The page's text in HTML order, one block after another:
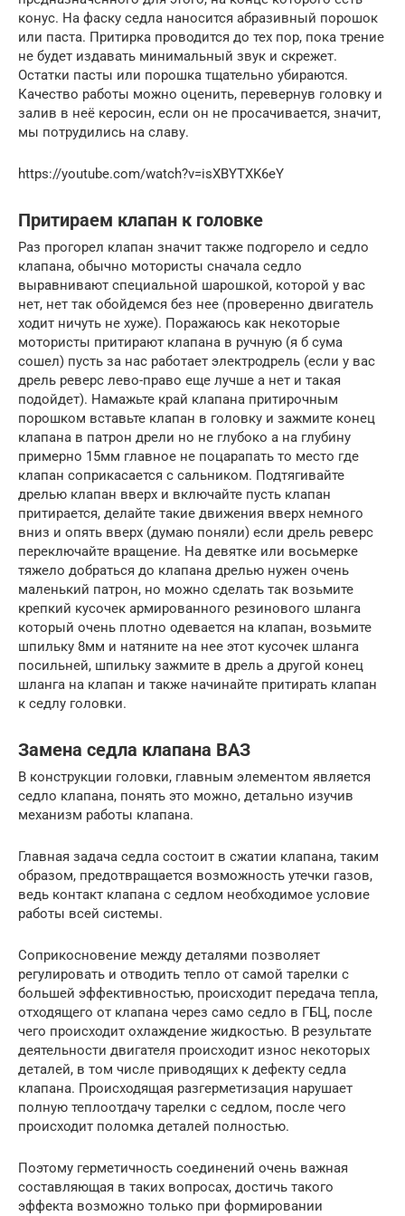
конус. На фаску седла наносится абразивный порошок
или паста. Притирка проводится до тех пор, пока трение
не будет издавать минимальный звук и скрежет.
Остатки пасты или порошка тщательно убираются.
Качество работы можно оценить, перевернув головку и
залив в неё керосин, если он не просачивается, значит,
мы потрудились на славу.
https://youtube.com/watch?v=isXBYTXK6eY
Притираем клапан к головке
Раз прогорел клапан значит также подгорело и седло
клапана, обычно мотористы сначала седло
выравнивают специальной шарошкой, которой у вас
нет, нет так обойдемся без нее (проверенно двигатель
ходит ничуть не хуже). Поражаюсь как некоторые
мотористы притирают клапана в ручную (я б сума
сошел) пусть за нас работает электродрель (если у вас
дрель реверс лево-право еще лучше а нет и такая
подойдет). Намажьте край клапана притирочным
порошком вставьте клапан в головку и зажмите конец
клапана в патрон дрели но не глубоко а на глубину
примерно 15мм главное не поцарапать то место где
клапан соприкасается с сальником. Подтягивайте
дрелью клапан вверх и включайте пусть клапан
притирается, делайте такие движения вверх немного
вниз и опять вверх (думаю поняли) если дрель реверс
переключайте вращение. На девятке или восьмерке
тяжело добраться до клапана дрелью нужен очень
маленький патрон, но можно сделать так возьмите
крепкий кусочек армированного резинового шланга
который очень плотно одевается на клапан, возьмите
шпильку 8мм и натяните на нее этот кусочек шланга
посильней, шпильку зажмите в дрель а другой конец
шланга на клапан и также начинайте притирать клапан
к седлу головки.
Замена седла клапана ВАЗ
В конструкции головки, главным элементом является
седло клапана, понять это можно, детально изучив
механизм работы клапана.
Главная задача седла состоит в сжатии клапана, таким
образом, предотвращается возможность утечки газов,
ведь контакт клапана с седлом необходимое условие
работы всей системы.
Соприкосновение между деталями позволяет
регулировать и отводить тепло от самой тарелки с
большей эффективностью, происходит передача тепла,
отходящего от клапана через само седло в ГБЦ, после
чего происходит охлаждение жидкостью. В результате
деятельности двигателя происходит износ некоторых
деталей, в том числе приводящих к дефекту седла
клапана. Происходящая разгерметизация нарушает
полную теплоотдачу тарелки с седлом, после чего
происходит поломка деталей полностью.
Поэтому герметичность соединений очень важная
составляющая в таких вопросах, достичь такого
эффекта возможно только при формировании